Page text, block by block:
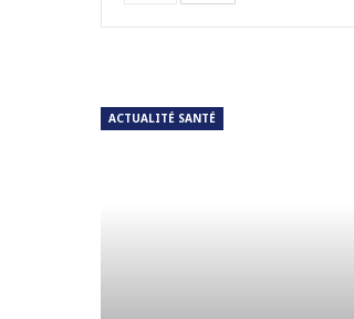
ACTUALITÉ SANTÉ